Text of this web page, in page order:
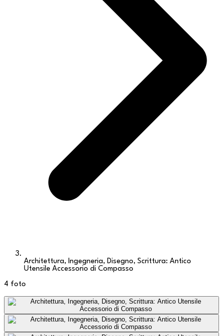
Architettura, Ingegneria, Disegno, Scrittura: Antico
Utensile Accessorio di Compasso
4 foto